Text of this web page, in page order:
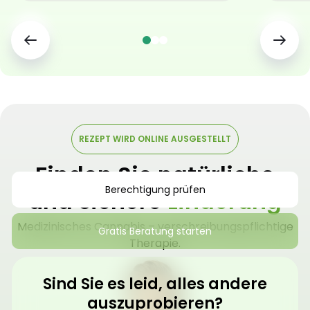
REZEPT WIRD ONLINE AUSGESTELLT
Finden Sie natürliche
und sichereLinderung
Medizinisches Cannabis – verschreibungspflichtige
Therapie.
Berechtigung prüfen
Gratis Beratung starten
Sind Sie es leid, alles andere
auszuprobieren?